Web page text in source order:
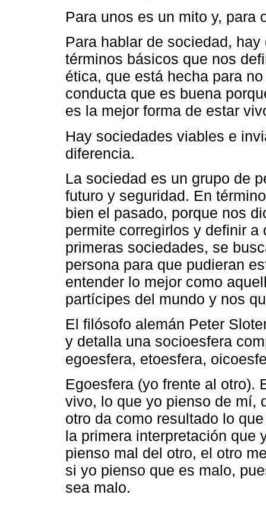
Para unos es un mito y, para
Para hablar de sociedad,
términos básicos que nos
ética, que está hecha para
conducta que es buena
es la mejor forma de estar
Hay sociedades viables e
diferencia.
La sociedad es un grupo de
futuro y seguridad. En
bien el pasado, porque nos
permite corregirlos y definir
primeras sociedades, se
persona para que pudieran
entender lo mejor como
partícipes del mundo y nos
El filósofo alemán Peter
y detalla una socioesfera
egoesfera, etoesfera,
Egoesfera (yo frente al otro).
vivo, lo que yo pienso de mí,
otro da como resultado lo
la primera interpretación que
pienso mal del otro, el otro
si yo pienso que es malo,
sea malo.